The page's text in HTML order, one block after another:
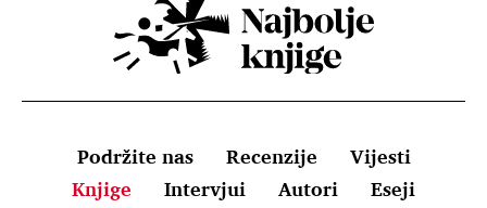
Podržite nas Recenzije
Vijesti
Knjige
Intervjui Autori
Eseji